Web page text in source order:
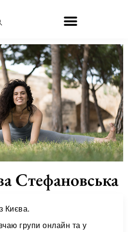
Стефановська
Києва.
групи онлайн та у